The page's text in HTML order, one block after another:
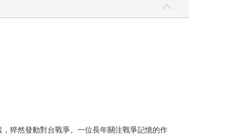
猝然發動對台戰爭。一位長年關注戰爭記憶的作